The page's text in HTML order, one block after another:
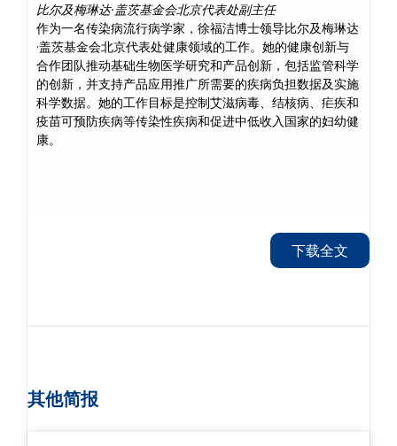
比尔及梅琳达·盖茨基金会北京代表处副主任
作为一名传染病流行病学家，徐福洁博士领导比尔及梅琳达
·盖茨基金会北京代表处健康领域的工作。她的健康创新与
合作团队推动基础生物医学研究和产品创新，包括监管科学
的创新，并支持产品应用推广所需要的疾病负担数据及实施
科学数据。她的工作目标是控制艾滋病毒、结核病、疟疾和
疫苗可预防疾病等传染性疾病和促进中低收入国家的妇幼健
康。
下载全文
其他简报